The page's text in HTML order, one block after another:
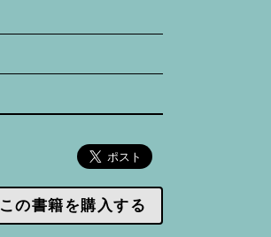
この書籍を購入する